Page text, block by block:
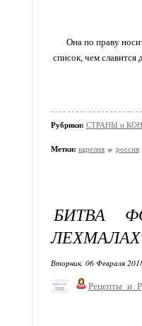
Она по праву
список, чем
Рубрики: СТРАНЫ и
Метки: карелия россия
БИТВА
Вторник, 06 Февраля